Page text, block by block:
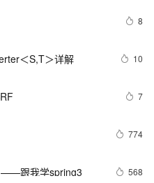
8
＜S,T＞详解 10
7
774
——跟我学spring3 568